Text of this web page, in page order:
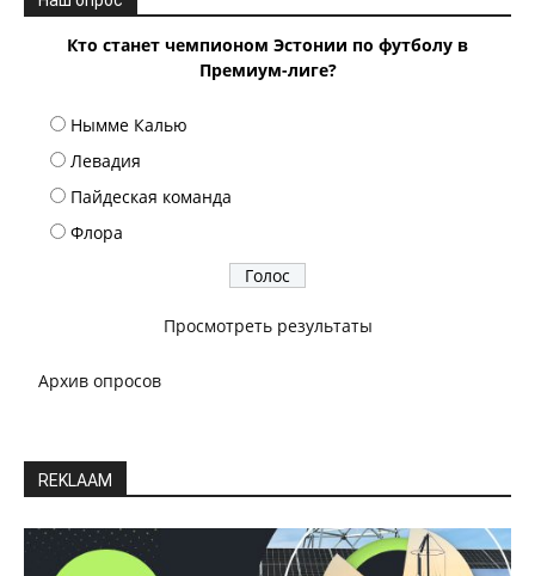
Кто станет чемпионом Эстонии по футболу в
Премиум-лиге?
Нымме Калью
Левадия
Пайдеская команда
Флора
Просмотреть результаты
Архив опросов
REKLAAM